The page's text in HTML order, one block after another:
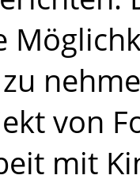
von
mit